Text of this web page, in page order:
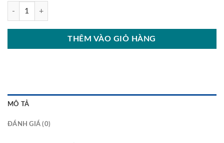
Giá bát đĩa cố định Garis MB04C-60C số lượng
THÊM VÀO GIỎ HÀNG
MÔ TẢ
ĐÁNH GIÁ (0)